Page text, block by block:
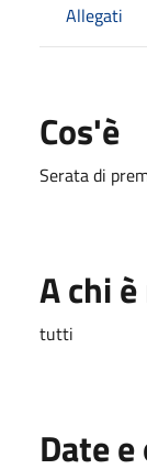
Allegati
Cos'è
Serata di
A chi
tutti
Date